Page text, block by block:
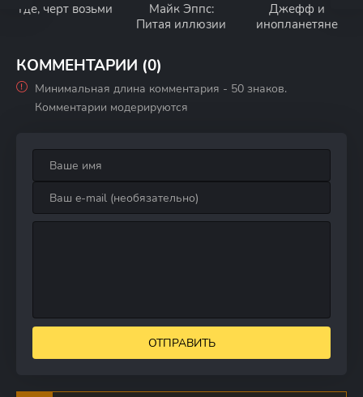
Где, черт возьми
Майк Эппс:
Питая иллюзии
Джефф и
инопланетяне
КОММЕНТАРИИ (0)
Минимальная длина комментария - 50 знаков.
Комментарии модерируются
ОТПРАВИТЬ